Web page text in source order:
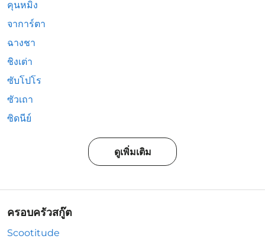
คุนหมิง
จาการ์ตา
ฉางชา
ชิงเต่า
ซับโปโร
ซัวเถา
ซิดนีย์
ดูเพิ่มเติม
ครอบครัวสกู๊ต
Scootitude